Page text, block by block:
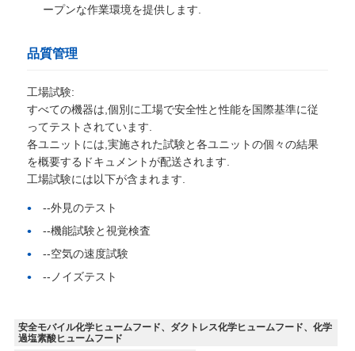
ープンな作業環境を提供します.
品質管理
工場試験:
すべての機器は,個別に工場で安全性と性能を国際基準に従
ってテストされています.
各ユニットには,実施された試験と各ユニットの個々の結果
を概要するドキュメントが配送されます.
工場試験には以下が含まれます.
--外見のテスト
--機能試験と視覚検査
--空気の速度試験
--ノイズテスト
安全モバイル化学ヒュームフード、ダクトレス化学ヒュームフード、化学
過塩素酸ヒュームフード